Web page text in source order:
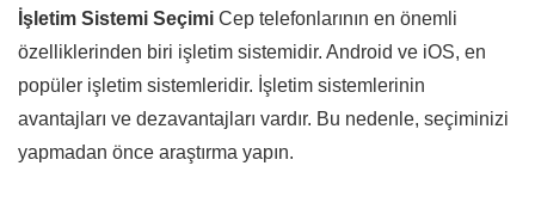
İşletim Sistemi Seçimi Cep telefonlarının en önemli
özelliklerinden biri işletim sistemidir. Android ve iOS, en
popüler işletim sistemleridir. İşletim sistemlerinin
avantajları ve dezavantajları vardır. Bu nedenle, seçiminizi
yapmadan önce araştırma yapın.